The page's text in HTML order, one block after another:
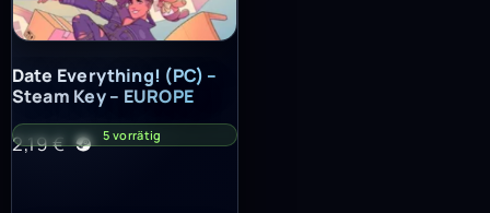
Date Everything! (PC) – Steam Key – EUROPE
Date Everything! (PC) –
Steam Key – EUROPE
2,19€ 5 vorrätig